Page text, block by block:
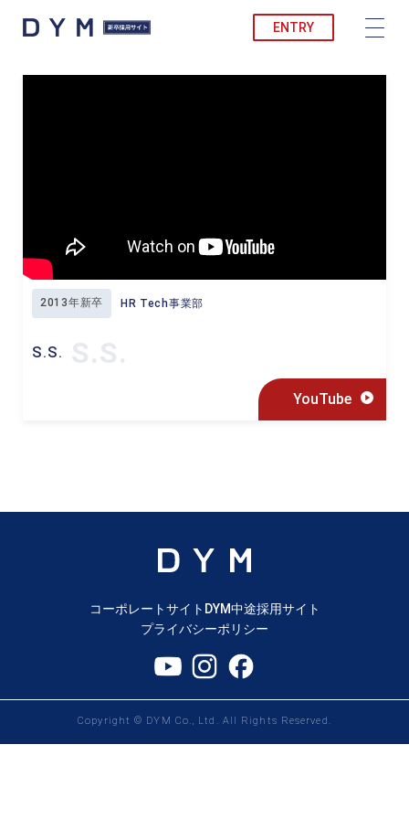
ENTRY
2013年新卒 HR Tech事業部
S.S.
YouTube
コーポレートサイト DYM中途採用サイト
プライバシーポリシー
Copyright © DYM Co., Ltd. All Rights Reserved.